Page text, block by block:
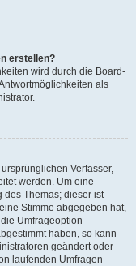
erstellen?
wird durch die Board-
als
Verfasser,
werden. Um eine
des Themas; dieser ist
Stimme abgegeben hat,
Umfrageoption
haben, so kann
geändert oder
laufenden Umfragen